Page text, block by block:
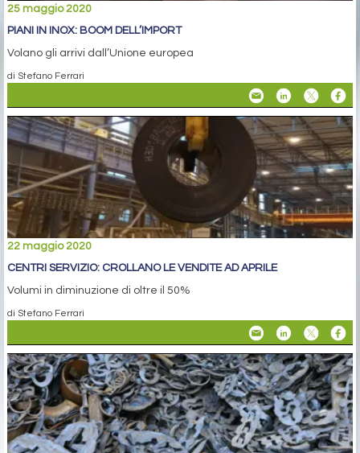
25 maggio 2020
PIANI IN INOX: BOOM DELL’IMPORT
Volano gli arrivi dall’Unione europea
di Stefano Ferrari
22 maggio 2020
CENTRI SERVIZIO: CROLLANO LE VENDITE AD APRILE
Volumi in diminuzione di oltre il 50%
di Stefano Ferrari